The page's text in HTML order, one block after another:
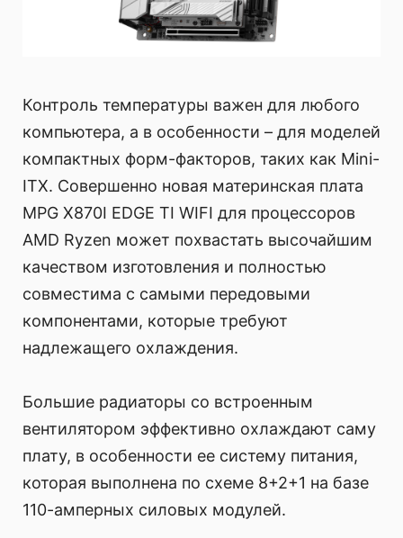
Контроль температуры важен для любого
компьютера, а в особенности – для моделей
компактных форм-факторов, таких как Mini-
ITX. Совершенно новая материнская плата
MPG X870I EDGE TI WIFI для процессоров
AMD Ryzen может похвастать высочайшим
качеством изготовления и полностью
совместима с самыми передовыми
компонентами, которые требуют
надлежащего охлаждения.
Большие радиаторы со встроенным
вентилятором эффективно охлаждают саму
плату, в особенности ее систему питания,
которая выполнена по схеме 8+2+1 на базе
110-амперных силовых модулей.